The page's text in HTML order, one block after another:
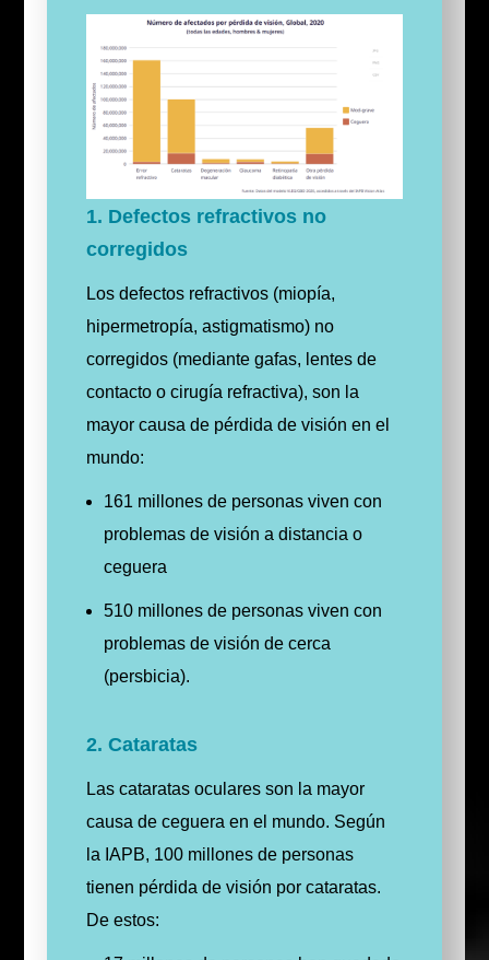
1. Defectos refractivos no
corregidos
Los defectos refractivos (miopía,
hipermetropía, astigmatismo) no
corregidos (mediante gafas, lentes de
contacto o cirugía refractiva), son la
mayor causa de pérdida de visión en el
mundo:
161 millones de personas viven con
problemas de visión a distancia o
ceguera
510 millones de personas viven con
problemas de visión de cerca
(persbicia).
2. Cataratas
Las cataratas oculares son la mayor
causa de ceguera en el mundo. Según
la IAPB, 100 millones de personas
tienen pérdida de visión por cataratas.
De estos: